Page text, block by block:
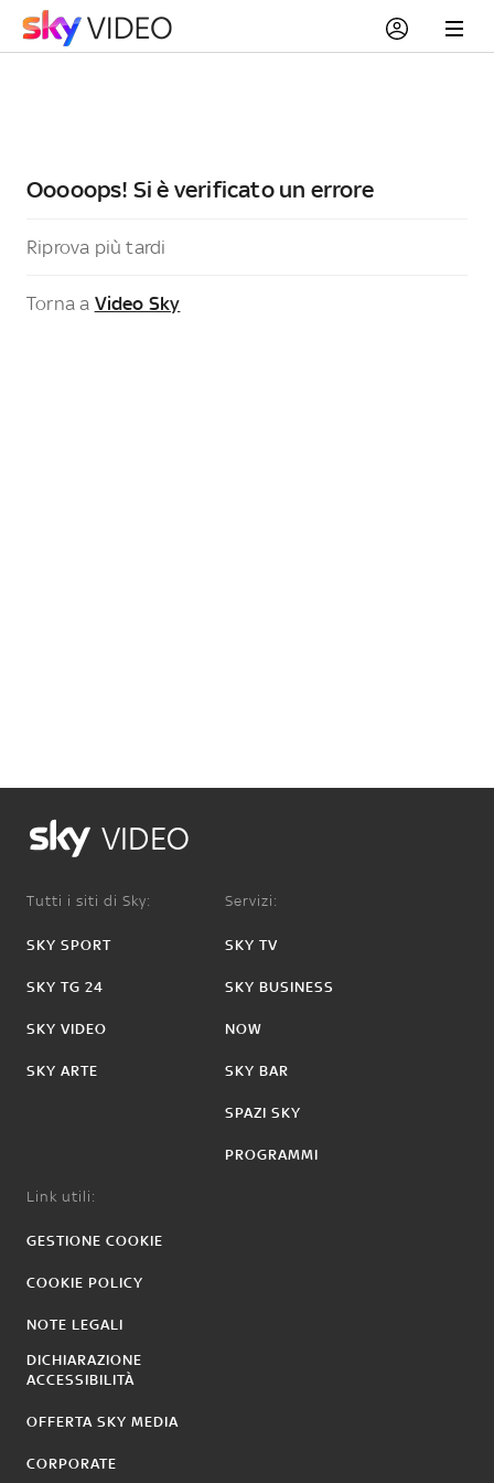
Ooooops! Si è verificato un errore
Riprova più tardi
Torna a Video Sky
VIDEO
Tutti i siti di Sky:
SKY SPORT
SKY TG 24
SKY VIDEO
SKY ARTE
Servizi:
SKY TV
SKY BUSINESS
NOW
SKY BAR
SPAZI SKY
PROGRAMMI
Link utili:
GESTIONE COOKIE
COOKIE POLICY
NOTE LEGALI
DICHIARAZIONE
ACCESSIBILITÀ
OFFERTA SKY MEDIA
CORPORATE